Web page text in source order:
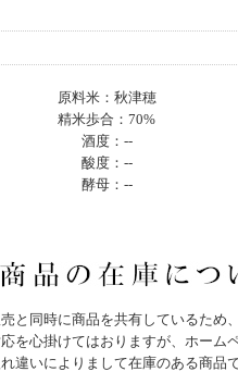
原料米：秋津穂
精米歩合：70%
酒度：--
酸度：--
酵母：--
と同時に商品を共有しているため
を心掛けてはおりますが、ホーム
違いによりまして在庫のある商品